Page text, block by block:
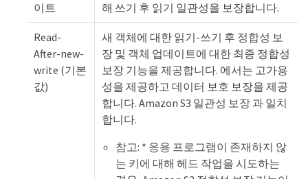
이트
해 쓰기 후 읽기 일관성을 보장합니다.
Read-
After-new-
write (기본
값)
새 객체에 대한 읽기-쓰기 후 정합성 보
장 및 객체 업데이트에 대한 최종 정합성
보장 기능을 제공합니다. 에서는 고가용
성을 제공하고 데이터 보호 보장을 제공
합니다. Amazon S3 일관성 보장 과 일치
합니다.
참고: * 응용 프로그램이 존재하지 않
는 키에 대해 헤드 작업을 시도하는